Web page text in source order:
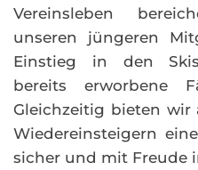
Vereinsleben
unseren jüngeren
Einstieg in den
bereits erworbene
Gleichzeitig bieten wir
Wiedereinsteigern
sicher und mit Freude